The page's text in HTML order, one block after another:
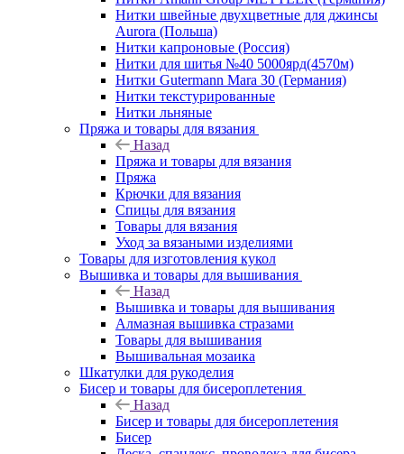
Нитки швейные двухцветные для джинсы
Aurora (Польша)
Нитки капроновые (Россия)
Нитки для шитья №40 5000ярд(4570м)
Нитки Gutermann Mara 30 (Германия)
Нитки текстурированные
Нитки льняные
Пряжа и товары для вязания
Назад
Пряжа и товары для вязания
Пряжа
Крючки для вязания
Спицы для вязания
Товары для вязания
Уход за вязаными изделиями
Товары для изготовления кукол
Вышивка и товары для вышивания
Назад
Вышивка и товары для вышивания
Алмазная вышивка стразами
Товары для вышивания
Вышивальная мозаика
Шкатулки для рукоделия
Бисер и товары для бисероплетения
Назад
Бисер и товары для бисероплетения
Бисер